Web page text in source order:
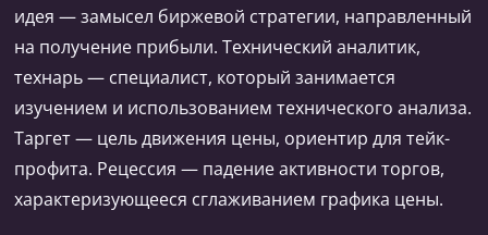
идея — замысел биржевой стратегии, направленный
на получение прибыли. Технический аналитик,
технарь — специалист, который занимается
изучением и использованием технического анализа.
Таргет — цель движения цены, ориентир для тейк-
профита. Рецессия — падение активности торгов,
характеризующееся сглаживанием графика цены.